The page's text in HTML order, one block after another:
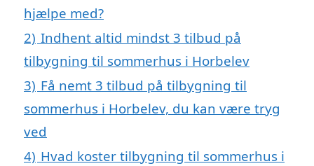
hjælpe med?
2) Indhent altid mindst 3 tilbud på
tilbygning til sommerhus i Horbelev
3) Få nemt 3 tilbud på tilbygning til
sommerhus i Horbelev, du kan være tryg
ved
4) Hvad koster tilbygning til sommerhus i